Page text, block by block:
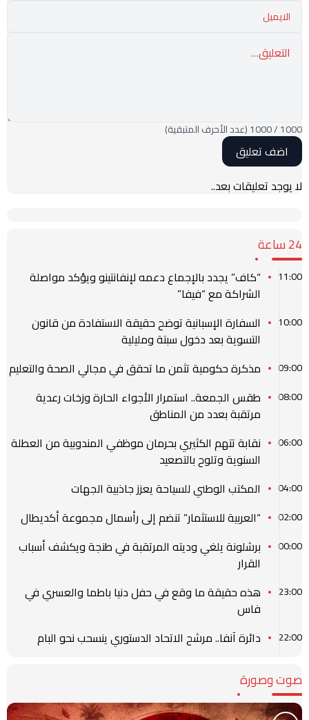
1000
/
1000(عدد الأحرف المتبقية)
لا يوجد تعليقات بعد..
24 ساعة
11:00
“كاف” يجدد بالإجماع دعمه لإنفانتينو ويؤكد مواصلة
الشراكة مع “فيفا”
10:00
السفارة الإسبانية توضح حقيقة الاستفادة من قانون
التسوية بعد دخول سبتة ومليلية
09:00 مذكرة حكومية تثمن ما تحقق في مجالي الصحة والتعليم
08:00
طقس الجمعة.. استمرار الأجواء الحارة وزخات رعدية
مرتقبة بعدد من المناطق
06:00
نقابة تتهم الكثيري بحرمان موظفي المندوبية من العطلة
السنوية وتلوح بالتصعيد
04:00 المكتب الوطني للسياحة يعزز جاذبية الجهات
02:00 “العربية للاستثمار” تنضم إلى رأسمال مجموعة أكديطال
00:00
برشلونة يلغي وديته المرتقبة في طنجة ويكشف أسباب
القرار
23:00
هذه حقيقة ما وقع في حفل دنيا باطما والعسري في
فاس
22:00 دائرة آنفا.. مرشح الاتحاد الدستوري ينسحب نحو البام
صوت وصورة